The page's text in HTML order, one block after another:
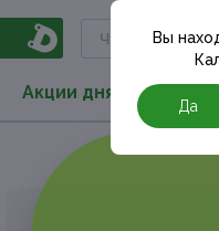
Акции дня Товары
Вы
Да